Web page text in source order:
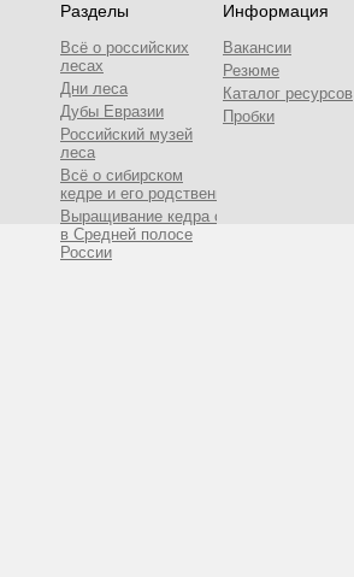
Разделы
Всё о российских
лесах
Дни леса
Дубы Евразии
Российский музей
леса
Всё о сибирском
кедре и его родственниках
Выращивание кедра сибирского
в Средней полосе
России
Информация
Вакансии
Резюме
Каталог ресурсов
Пробки